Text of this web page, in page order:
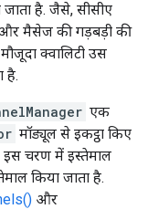
जाता है. जैसे, सीसीए
और मैसेज की गड़बड़ी की
क्वालिटी उस
है.
एक
मॉड्यूल से इकट्ठा किए
इस चरण में इस्तेमाल
किया जाता है.
और